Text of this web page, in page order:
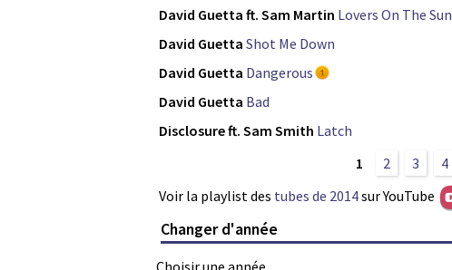
David Guetta ft. Sam Martin Lovers On The Sun
David Guetta Shot Me Down
David Guetta Dangerous
David Guetta Bad
Disclosure ft. Sam Smith Latch
1
2 3
4
Voir la playlist des tubes de 2014sur YouTube
Changer d'année
Choisir une année